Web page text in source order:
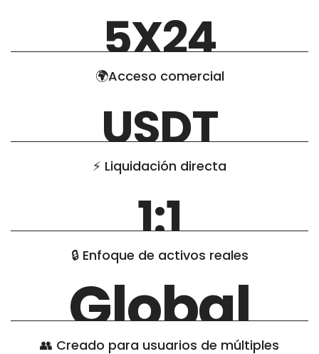
5X24
🌍Acceso comercial
USDT
⚡ Liquidación directa
1:1
🔒 Enfoque de activos reales
Global
👥 Creado para usuarios de múltiples